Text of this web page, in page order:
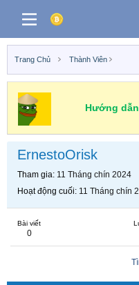
Trang Chủ Thành Viên
Hướng
ErnestoOrisk
Tham gia 11 Tháng chín 2024
Hoạt động cuối 11 Tháng chín
Bài viết
0